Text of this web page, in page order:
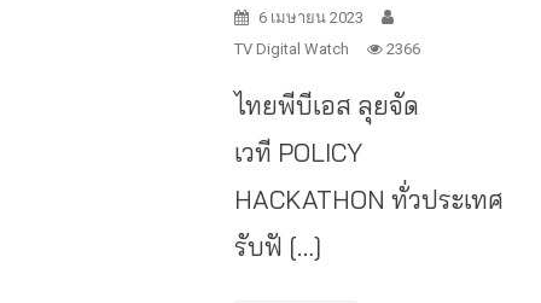
6 เมษายน 2023
TV Digital Watch
2366
ไทยพีบีเอส ลุยจัด
เวที POLICY
HACKATHON ทั่วประเทศ
รับฟั […]